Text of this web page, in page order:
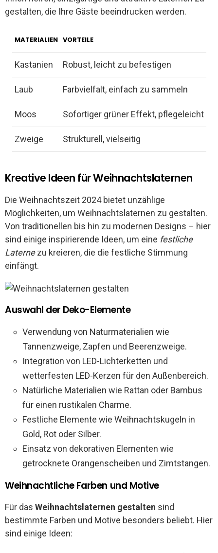
gestalten, die Ihre Gäste beeindrucken werden.
MATERIALIEN VORTEILE
Kastanien Robust, leicht zu befestigen
Laub Farbvielfalt, einfach zu sammeln
Moos Sofortiger grüner Effekt, pflegeleicht
Zweige Strukturell, vielseitig
Kreative Ideen für Weihnachtslaternen
Die Weihnachtszeit 2024 bietet unzählige
Möglichkeiten, um Weihnachtslaternen zu gestalten.
Von traditionellen bis hin zu modernen Designs – hier
sind einige inspirierende Ideen, um eine festliche
Laternezu kreieren, die die festliche Stimmung
einfängt.
Auswahl der Deko-Elemente
Verwendung von Naturmaterialien wie
Tannenzweige, Zapfen und Beerenzweige.
Integration von LED-Lichterketten und
wetterfesten LED-Kerzen für den Außenbereich.
Natürliche Materialien wie Rattan oder Bambus
für einen rustikalen Charme.
Festliche Elemente wie Weihnachtskugeln in
Gold, Rot oder Silber.
Einsatz von dekorativen Elementen wie
getrocknete Orangenscheiben und Zimtstangen.
Weihnachtliche Farben und Motive
Für das Weihnachtslaternen gestalten sind
bestimmte Farben und Motive besonders beliebt. Hier
sind einige Ideen: